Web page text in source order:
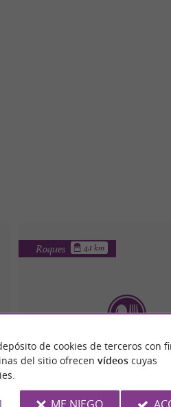
Roques 4.1 km
de cookies de terceros con
del sitio ofrecen vídeoscuyas
ME NIEGO